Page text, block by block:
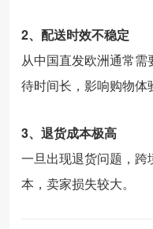
2、 配送时效不稳定
从中国直发欧洲通常需
待时间长， 影响购物体
3、 退货成本极高
一旦出现退货问题， 跨
本， 卖家损失较大。